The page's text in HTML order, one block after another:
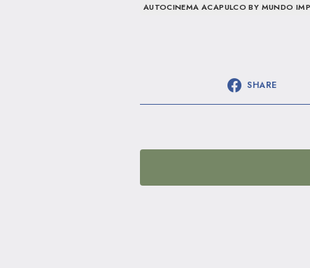
AUTOCINEMA ACAPULCO BY MUNDO
SHARE